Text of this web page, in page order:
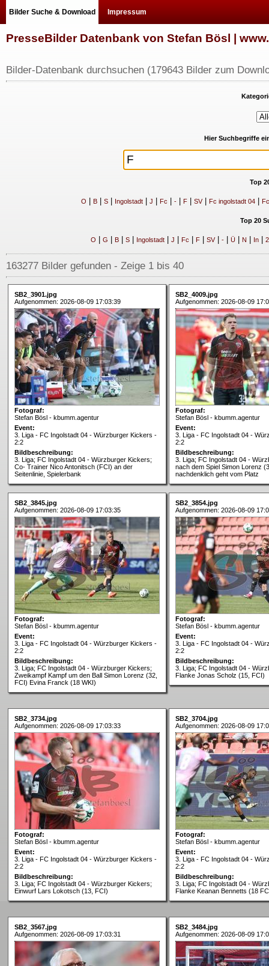
Bilder Suche & Download Impressum
PresseBilder Datenbank von Stefan Bösl |
Bilder-Datenbank durchsuchen (179643 Bilder zum
Hier Suchbegriffe
Top
O B| S| Ingolstadt| J Fc -| F| SV| Fc ingolstadt 04|
Top 20
O G B| S| Ingolstadt| J Fc F| SV| -| Ü| N In| 2
163277 Bilder gefunden - Zeige 1 bis 40
SB2_3901.jpg
Aufgenommen: 2026-08-09 17:03:39
Fotograf:
Stefan Bösl - kbumm.agentur
Event:
3. Liga - FC Ingolstadt 04 - Würzburger Kickers -
2:2
Bildbeschreibung:
3. Liga; FC Ingolstadt 04 - Würzburger Kickers;
Co- Trainer Nico Antonitsch (FCI) an der
Seitenlinie, Spielerbank
SB2_4009.jpg
Aufgenommen: 2026-08-09
Fotograf:
Stefan Bösl - kbumm.agentur
Event:
3. Liga - FC Ingolstadt 04 -
2:2
Bildbeschreibung:
3. Liga; FC Ingolstadt 04 -
nach dem Spiel Simon Lorenz
nachdenklich geht vom Platz
SB2_3845.jpg
Aufgenommen: 2026-08-09 17:03:35
Fotograf:
Stefan Bösl - kbumm.agentur
Event:
3. Liga - FC Ingolstadt 04 - Würzburger Kickers -
2:2
Bildbeschreibung:
3. Liga; FC Ingolstadt 04 - Würzburger Kickers;
Zweikampf Kampf um den Ball Simon Lorenz (32,
FCI) Evina Franck (18 WKI)
SB2_3854.jpg
Aufgenommen: 2026-08-09
Fotograf:
Stefan Bösl - kbumm.agentur
Event:
3. Liga - FC Ingolstadt 04 -
2:2
Bildbeschreibung:
3. Liga; FC Ingolstadt 04 -
Flanke Jonas Scholz (15, FCI)
SB2_3734.jpg
Aufgenommen: 2026-08-09 17:03:33
Fotograf:
Stefan Bösl - kbumm.agentur
Event:
3. Liga - FC Ingolstadt 04 - Würzburger Kickers -
2:2
Bildbeschreibung:
3. Liga; FC Ingolstadt 04 - Würzburger Kickers;
Einwurf Lars Lokotsch (13, FCI)
SB2_3704.jpg
Aufgenommen: 2026-08-09
Fotograf:
Stefan Bösl - kbumm.agentur
Event:
3. Liga - FC Ingolstadt 04 -
2:2
Bildbeschreibung:
3. Liga; FC Ingolstadt 04 -
Flanke Keanan Bennetts (18
SB2_3567.jpg
Aufgenommen: 2026-08-09 17:03:31
SB2_3484.jpg
Aufgenommen: 2026-08-09